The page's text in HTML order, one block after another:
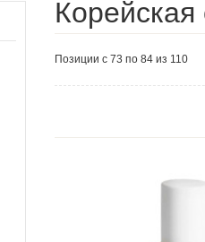
Позиции с 73 по 84 из 110